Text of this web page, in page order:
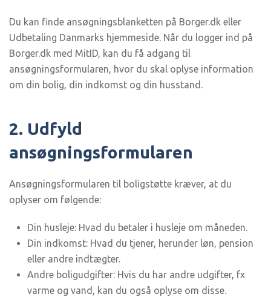
Du kan finde ansøgningsblanketten på Borger.dk eller
Udbetaling Danmarks hjemmeside. Når du logger ind på
Borger.dk med MitID, kan du få adgang til
ansøgningsformularen, hvor du skal oplyse information
om din bolig, din indkomst og din husstand.
2. Udfyld
ansøgningsformularen
Ansøgningsformularen til boligstøtte kræver, at du
oplyser om følgende:
Din husleje: Hvad du betaler i husleje om måneden.
Din indkomst: Hvad du tjener, herunder løn, pension
eller andre indtægter.
Andre boligudgifter: Hvis du har andre udgifter, fx
varme og vand, kan du også oplyse om disse.